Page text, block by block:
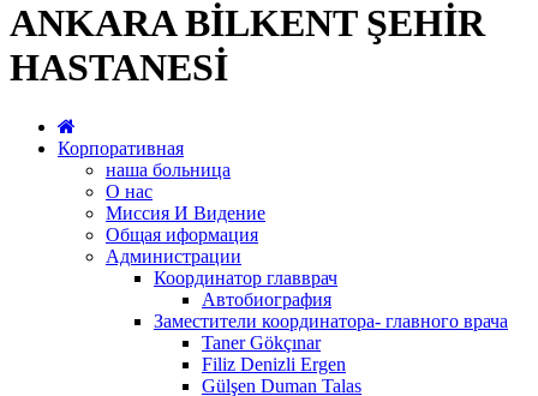
ANKARA BİLKENT ŞEHİR
HASTANESİ
Корпоративная
наша больница
О нас
Миссия И Видение
Общая иформация
Администрации
Координатор главврач
Автобиография
Заместители координатора- главного врача
Taner Gökçınar
Filiz Denizli Ergen
Gülşen Duman Talas